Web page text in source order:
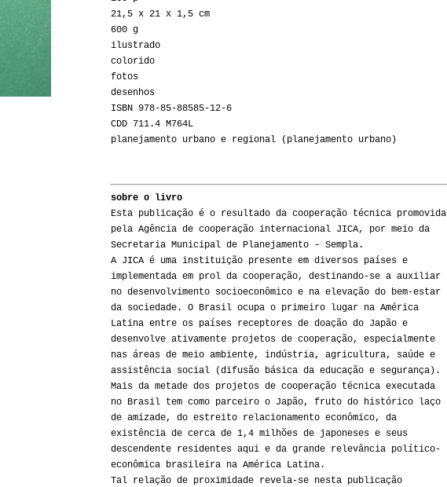
21,5 x 21 x 1,5 cm
600 g
ilustrado
colorido
fotos
desenhos
ISBN 978-85-88585-12-6
CDD 711.4 M764L
planejamento urbano e regional (planejamento urbano)
sobre o livro
Esta publicação é o resultado da cooperação técnica promovida
pela Agência de cooperação internacional JICA, por meio da
Secretaria Municipal de Planejamento – Sempla.
A JICA é uma instituição presente em diversos países e
implementada em prol da cooperação, destinando-se a auxiliar
no desenvolvimento socioeconômico e na elevação do bem-estar
da sociedade. O Brasil ocupa o primeiro lugar na América
Latina entre os países receptores de doação do Japão e
desenvolve ativamente projetos de cooperação, especialmente
nas áreas de meio ambiente, indústria, agricultura, saúde e
assistência social (difusão básica da educação e segurança).
Mais da metade dos projetos de cooperação técnica executada
no Brasil tem como parceiro o Japão, fruto do histórico laço
de amizade, do estreito relacionamento econômico, da
existência de cerca de 1,4 milhões de japoneses e seus
descendente residentes aqui e da grande relevância político-
econômica brasileira na América Latina.
Tal relação de proximidade revela-se nesta publicação